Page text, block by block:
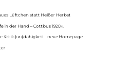
Lüftchen statt Heißer Herbst
in der Hand – Cottbus 1920«.
Kritik(un)dähigkeit – neue Homepage